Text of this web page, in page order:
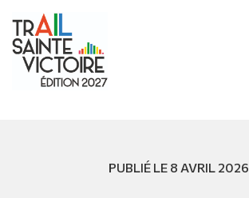
PUBLIÉ LE 8 AVRIL 2026